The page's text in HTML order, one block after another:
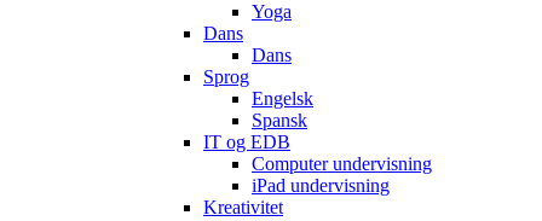
Yoga
Dans
Dans
Sprog
Engelsk
Spansk
IT og EDB
Computer undervisning
iPad undervisning
Kreativitet